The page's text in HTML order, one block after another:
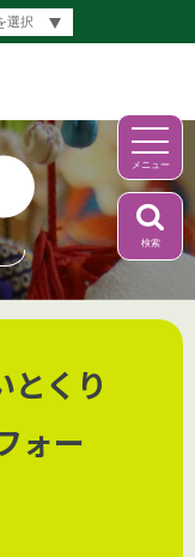
メニュー
検索
くり
ォー